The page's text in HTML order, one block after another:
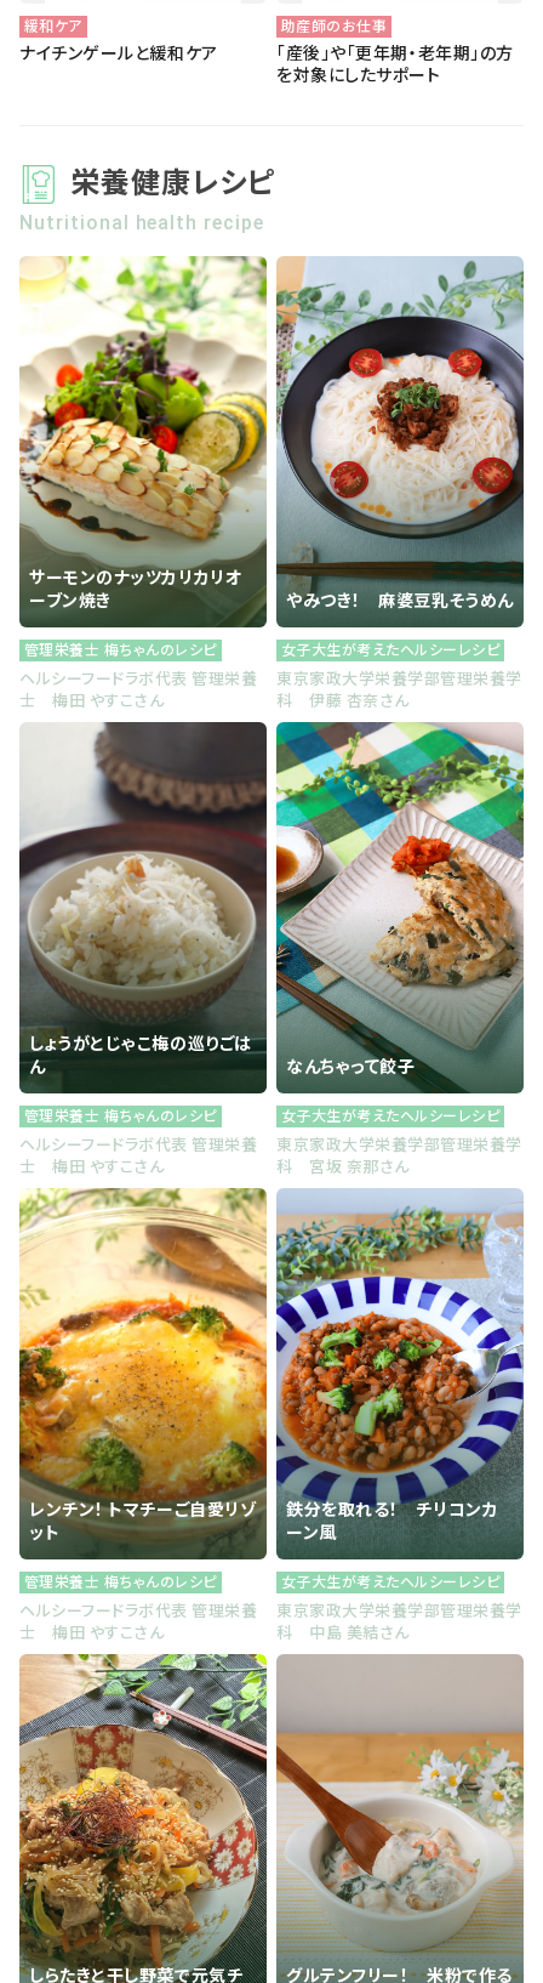
緩和ケア
ナイチンゲールと緩和ケア
助産師のお仕事
「産後」や「更年期・老年期」の方
を対象にしたサポート
栄養健康レシピ
Nutritional health recipe
サーモンのナッツカリカリオ
ーブン焼き
管理栄養士 梅ちゃんのレシピ
ヘルシーフードラボ代表 管理栄養
士 梅田 やすこさん
やみつき！ 麻婆豆乳そうめん
女子大生が考えたヘルシーレシピ
東京家政大学栄養学部管理栄養学
科 伊藤 杏奈さん
しょうがとじゃこ梅の巡りごは
ん
管理栄養士 梅ちゃんのレシピ
ヘルシーフードラボ代表 管理栄養
士 梅田 やすこさん
なんちゃって餃子
女子大生が考えたヘルシーレシピ
東京家政大学栄養学部管理栄養学
科 宮坂 奈那さん
レンチン！ トマチーご自愛リゾ
ット
管理栄養士 梅ちゃんのレシピ
ヘルシーフードラボ代表 管理栄養
士 梅田 やすこさん
鉄分を取れる！ チリコンカ
ーン風
女子大生が考えたヘルシーレシピ
東京家政大学栄養学部管理栄養学
科 中島 美結さん
しらたきと干し野菜で元気チ グルテンフリー！ 米粉で作る